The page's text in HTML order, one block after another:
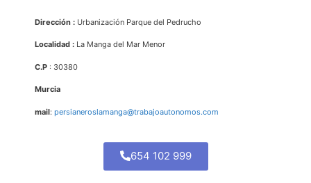
Dirección : Urbanización Parque del Pedrucho
Localidad : La Manga del Mar Menor
C.P : 30380
Murcia
mail: persianeroslamanga@trabajoautonomos.com
654 102 999